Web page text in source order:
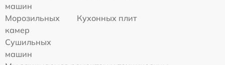
машин
Морозильных
камер
Кухонных плит
Сушильных
машин